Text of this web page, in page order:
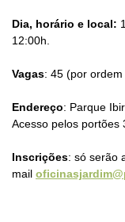
Dia, horário e local:
12:00h.
Vagas: 45 (por ordem
Endereço: Parque
Acesso pelos portões
Inscrições: só serão
mail